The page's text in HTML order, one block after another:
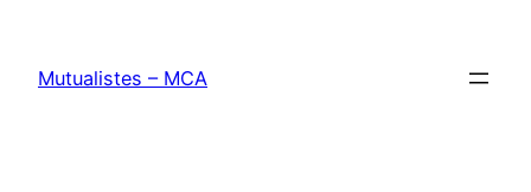
contenu
Mutualistes – MCA